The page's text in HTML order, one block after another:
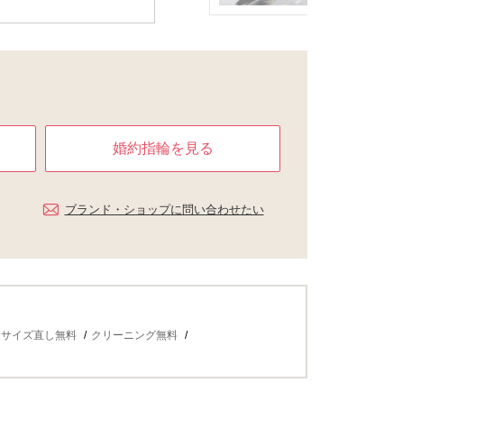
婚約指輪を見る
ブランド・ショップに問い合わせたい
サイズ直し無料
クリーニング無料